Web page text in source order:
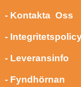
- Kontakta Oss
-
- Leveransinfo
- Fyndhörnan